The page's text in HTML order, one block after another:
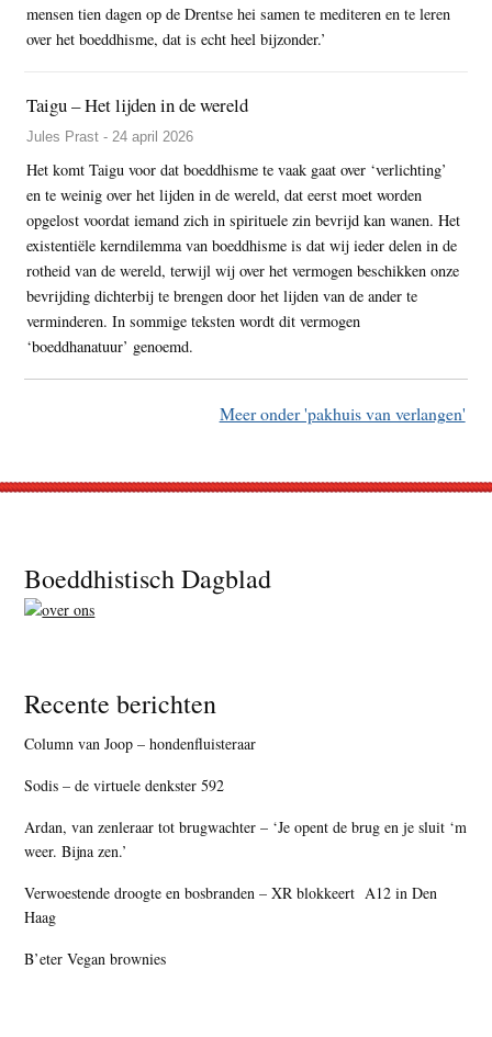
mensen tien dagen op de Drentse hei samen te mediteren en te leren
over het boeddhisme, dat is echt heel bijzonder.’
Taigu – Het lijden in de wereld
Jules Prast - 24 april 2026
Het komt Taigu voor dat boeddhisme te vaak gaat over ‘verlichting’
en te weinig over het lijden in de wereld, dat eerst moet worden
opgelost voordat iemand zich in spirituele zin bevrijd kan wanen. Het
existentiële kerndilemma van boeddhisme is dat wij ieder delen in de
rotheid van de wereld, terwijl wij over het vermogen beschikken onze
bevrijding dichterbij te brengen door het lijden van de ander te
verminderen. In sommige teksten wordt dit vermogen
‘boeddhanatuur’ genoemd.
Meer onder 'pakhuis van verlangen'
Footer
Boeddhistisch Dagblad
Recente berichten
Column van Joop – hondenfluisteraar
Sodis – de virtuele denkster 592
Ardan, van zenleraar tot brugwachter – ‘Je opent de brug en je sluit ‘m
weer. Bijna zen.’
Verwoestende droogte en bosbranden – XR blokkeert A12 in Den
Haag
B’eter Vegan brownies